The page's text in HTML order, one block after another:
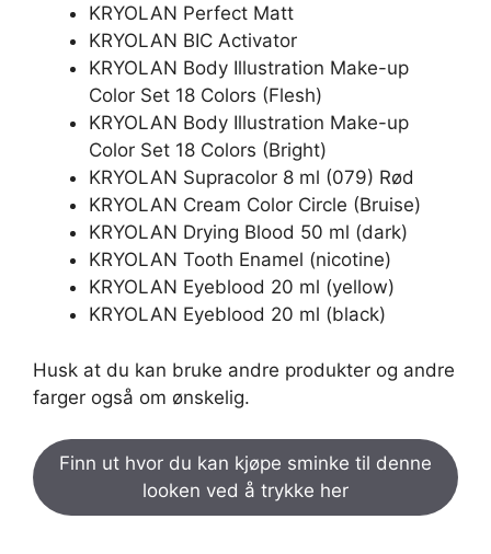
KRYOLAN Perfect Matt
KRYOLAN BIC Activator
KRYOLAN Body Illustration Make-up
Color Set 18 Colors (Flesh)
KRYOLAN Body Illustration Make-up
Color Set 18 Colors (Bright)
KRYOLAN Supracolor 8 ml (079) Rød
KRYOLAN Cream Color Circle (Bruise)
KRYOLAN Drying Blood 50 ml (dark)
KRYOLAN Tooth Enamel (nicotine)
KRYOLAN Eyeblood 20 ml (yellow)
KRYOLAN Eyeblood 20 ml (black)
Husk at du kan bruke andre produkter og andre
farger også om ønskelig.
Finn ut hvor du kan kjøpe sminke til denne
looken ved å trykke her